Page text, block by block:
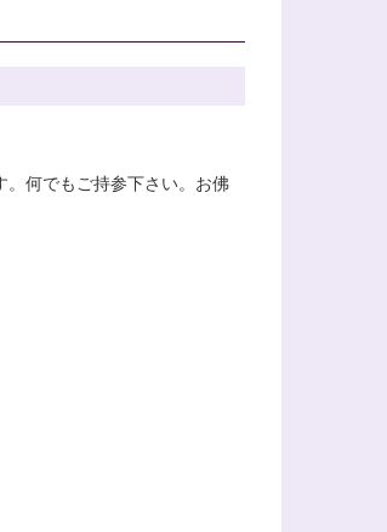
。何でもご持参下さい。お佛